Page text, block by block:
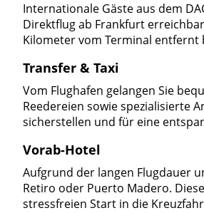
Internationale Gäste aus dem
Direktflug ab Frankfurt
Kilometer vom Terminal entfernt
Transfer & Taxi
Vom Flughafen gelangen Sie
Reedereien sowie spezialisierte
sicherstellen und für eine
Vorab-Hotel
Aufgrund der langen Flugdauer
Retiro oder Puerto Madero.
stressfreien Start in die